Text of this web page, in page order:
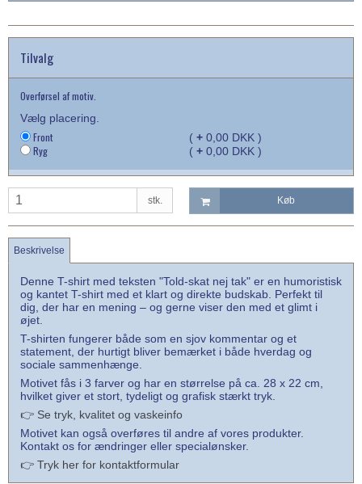
Tilvalg
Overførsel af motiv.
Vælg placering.
Front ( + 0,00 DKK )
Ryg ( + 0,00 DKK )
stk. Køb
Beskrivelse
Denne T-shirt med teksten "Told-skat nej tak" er en humoristisk
og kantet T-shirt med et klart og direkte budskab. Perfekt til
dig, der har en mening – og gerne viser den med et glimt i
øjet.
T-shirten fungerer både som en sjov kommentar og et
statement, der hurtigt bliver bemærket i både hverdag og
sociale sammenhænge.
Motivet fås i 3 farver og har en størrelse på ca. 28 x 22 cm,
hvilket giver et stort, tydeligt og grafisk stærkt tryk.
👉 Se tryk, kvalitet og vaskeinfo
Motivet kan også overføres til andre af vores produkter.
Kontakt os for ændringer eller specialønsker.
👉 Tryk her for kontaktformular